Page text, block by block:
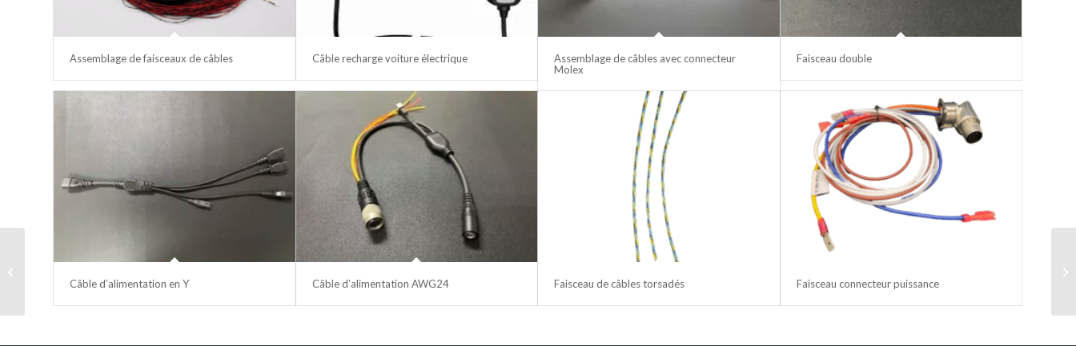
Assemblage de faisceaux de câbles Câble recharge voiture électrique
Assemblage de câbles avec connecteur
Molex
Faisceau double
Câble d’alimentation en Y Câble d’alimentation AWG24 Faisceau de câbles torsadés Faisceau connecteur puissance